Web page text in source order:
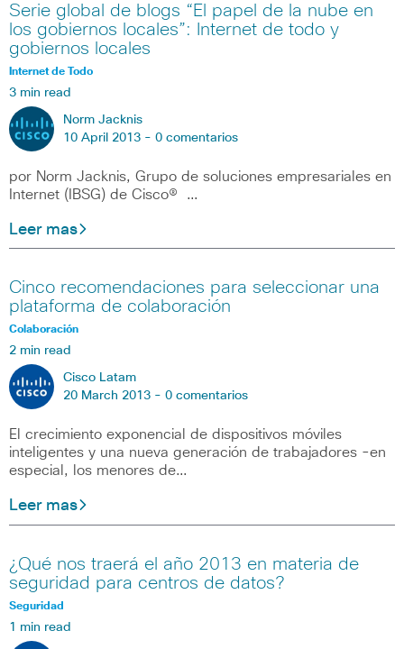
Serie global de blogs “El papel de la nube en
los gobiernos locales”: Internet de todo y
gobiernos locales
Internet de Todo
3 min read
Norm Jacknis
10 April 2013 - 0 comentarios
por Norm Jacknis, Grupo de soluciones empresariales en
Internet (IBSG) de Cisco® …
Leer mas
Cinco recomendaciones para seleccionar una
plataforma de colaboración
Colaboración
2 min read
Cisco Latam
20 March 2013 - 0 comentarios
El crecimiento exponencial de dispositivos móviles
inteligentes y una nueva generación de trabajadores -en
especial, los menores de…
Leer mas
¿Qué nos traerá el año 2013 en materia de
seguridad para centros de datos?
Seguridad
1 min read